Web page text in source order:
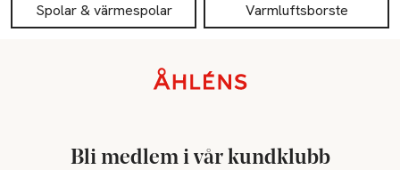
Spolar & värmespolar Varmluftsborste
Bli medlem i vår kundklubb